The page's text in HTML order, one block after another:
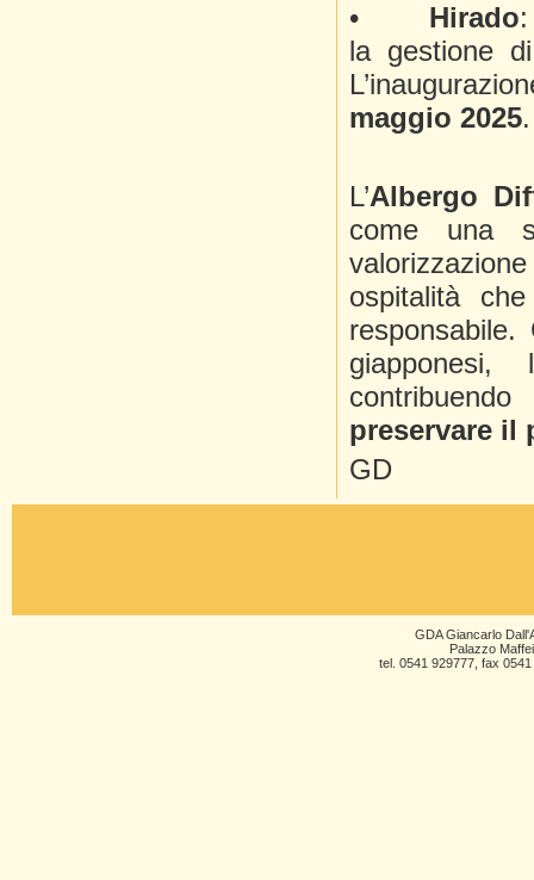
• Hirado
la gestione
maggio 2025.
L’Albergo
come una
ospitalità
preservare il
GD
GDA Giancarlo
Palazzo
tel. 0541 929777, fax